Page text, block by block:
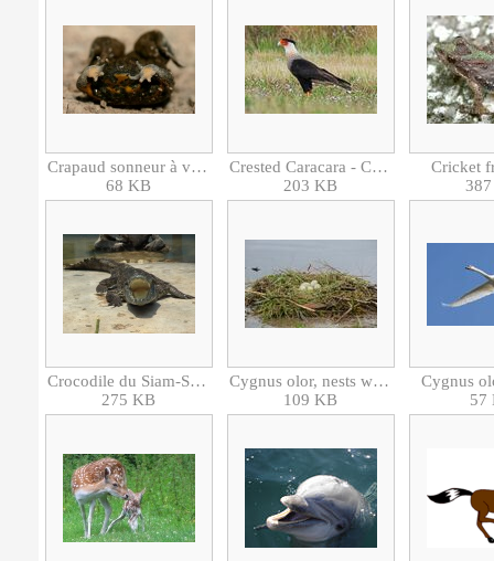
Crapaud sonneur à ventre jaune (Bombina variegata).jpg
68 KB
Crested Caracara - Caracara cheriway, along CR833, Hendry County, Florida.jpg
203 KB
Cricket
Crocodile du Siam-Siamese Crocodile (Crocodylus siamensis).JPG
275 KB
Cygnus olor, nests with eggs, Höckerschwan mit Nest 2.JPG
109 KB
Cygnus
57